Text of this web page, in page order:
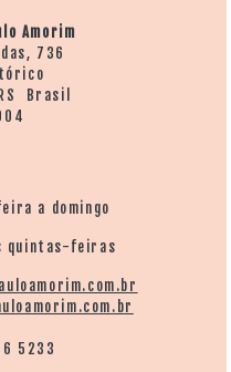
Amorim
736
Brasil
a domingo
quintas-feiras
5233